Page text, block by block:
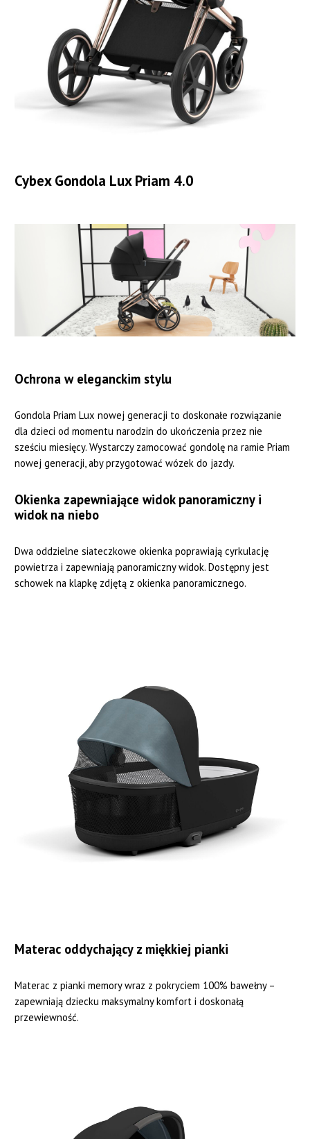
Cybex Gondola Lux Priam 4.0
Ochrona w eleganckim stylu
Gondola Priam Lux nowej generacji to doskonałe rozwiązanie
dla dzieci od momentu narodzin do ukończenia przez nie
sześciu miesięcy. Wystarczy zamocować gondolę na ramie Priam
nowej generacji, aby przygotować wózek do jazdy.
Okienka zapewniające widok panoramiczny i
widok na niebo
Dwa oddzielne siateczkowe okienka poprawiają cyrkulację
powietrza i zapewniają panoramiczny widok. Dostępny jest
schowek na klapkę zdjętą z okienka panoramicznego.
Materac oddychający z miękkiej pianki
Materac z pianki memory wraz z pokryciem 100% bawełny –
zapewniają dziecku maksymalny komfort i doskonałą
przewiewność.